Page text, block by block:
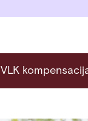
VLK